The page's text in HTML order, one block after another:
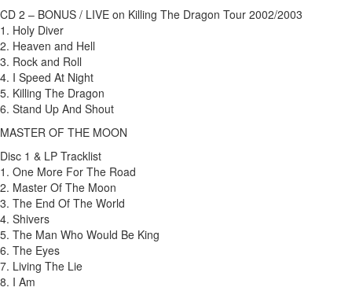
CD 2 – BONUS / LIVE on Killing The Dragon Tour 2002/2003
1. Holy Diver
2. Heaven and Hell
3. Rock and Roll
4. I Speed At Night
5. Killing The Dragon
6. Stand Up And Shout
MASTER OF THE MOON
Disc 1 & LP Tracklist
1. One More For The Road
2. Master Of The Moon
3. The End Of The World
4. Shivers
5. The Man Who Would Be King
6. The Eyes
7. Living The Lie
8. I Am